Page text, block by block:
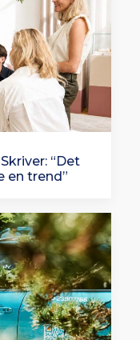
“Det
en trend”